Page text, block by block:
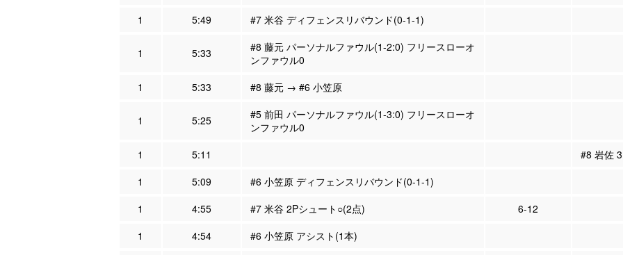
1
5:49 #7 米谷 ディフェンスリバウンド(0-1-1)
1 5:33
#8 藤元 パーソナルファウル(1-2:0) フリースローオ
ンファウル0
1
5:33 #8 藤元 → #6 小笠原
1 5:25
#5 前田 パーソナルファウル(1-3:0) フリースローオ
ンファウル0
1
5:11
#8 岩佐
1
5:09
#6 小笠原 ディフェンスリバウンド(0-1-1)
1
4:55 #7 米谷 2Pシュート○(2点)
6-12
1
4:54
#6 小笠原 アシスト(1本)